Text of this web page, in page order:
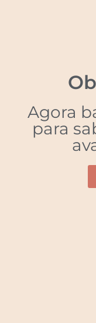
Agora
para